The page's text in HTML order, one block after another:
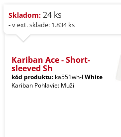
Skladom: 24 ks
- v ext. sklade: 1.834 ks
Kariban Ace - Short-
sleeved Sh
kód produktu: ka551wh-l White
Kariban Pohlavie: Muži